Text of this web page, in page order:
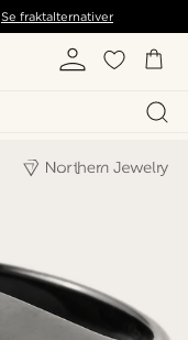
Se fraktalternativer